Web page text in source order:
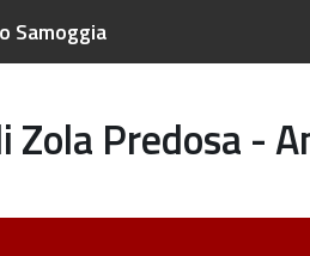
Samoggia
Zola Predosa -